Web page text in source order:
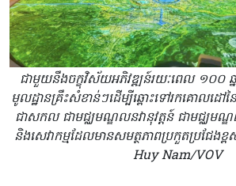
ជាមួយនឹងចក្ខុវិស័យអភិវឌ្ឍន៍រយៈពេល ១០០
មូលដ្ឋានគ្រឹះសំខាន់ៗដើម្បីឆ្ពោះទៅរកគោលដៅនៃ
ជាសកល ជាមជ្ឈមណ្ឌលនវានុវត្តន៍ ជាមជ្ឈមណ្ឌ
និងសេវាកម្មដែលមានសមត្ថភាពប្រកួតប្រជែងខ្
Huy Nam/VOV